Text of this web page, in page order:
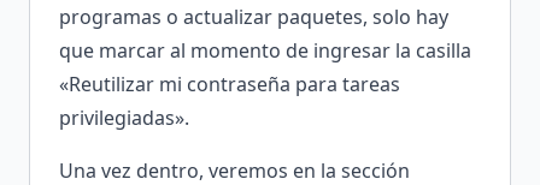
programas o actualizar paquetes, solo hay
que marcar al momento de ingresar la casilla
«Reutilizar mi contraseña para tareas
privilegiadas».
Una vez dentro, veremos en la sección